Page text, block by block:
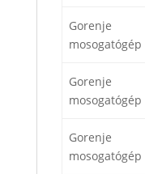
Gorenje
mosogatógép
Gorenje
mosogatógép
Gorenje
mosogatógép